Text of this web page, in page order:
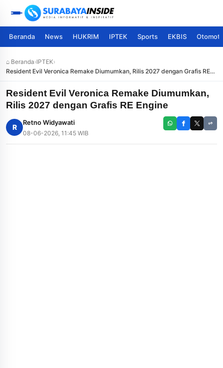
Beranda News HUKRIM IPTEK Sports EKBIS
⌂ Beranda›IPTEK›
Resident Evil Veronica Remake Diumumkan, Rilis 2027 dengan Grafis RE
Engine
Resident Evil Veronica Remake Diumumkan,
Rilis 2027 dengan Grafis RE Engine
R
Retno Widyawati
08-06-2026, 11:45 WIB